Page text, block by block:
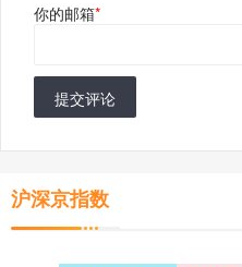
你的邮箱*
提交评论
沪深京指数